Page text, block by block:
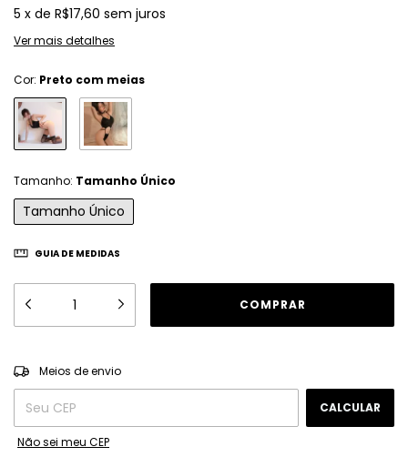
5 x de R$17,60 sem juros
Ver mais detalhes
Cor: Preto com meias
Tamanho: Tamanho Único
Tamanho Único
GUIA DE MEDIDAS
Entregas para o CEP:
Meios de envio
CALCULAR
Não sei meu CEP